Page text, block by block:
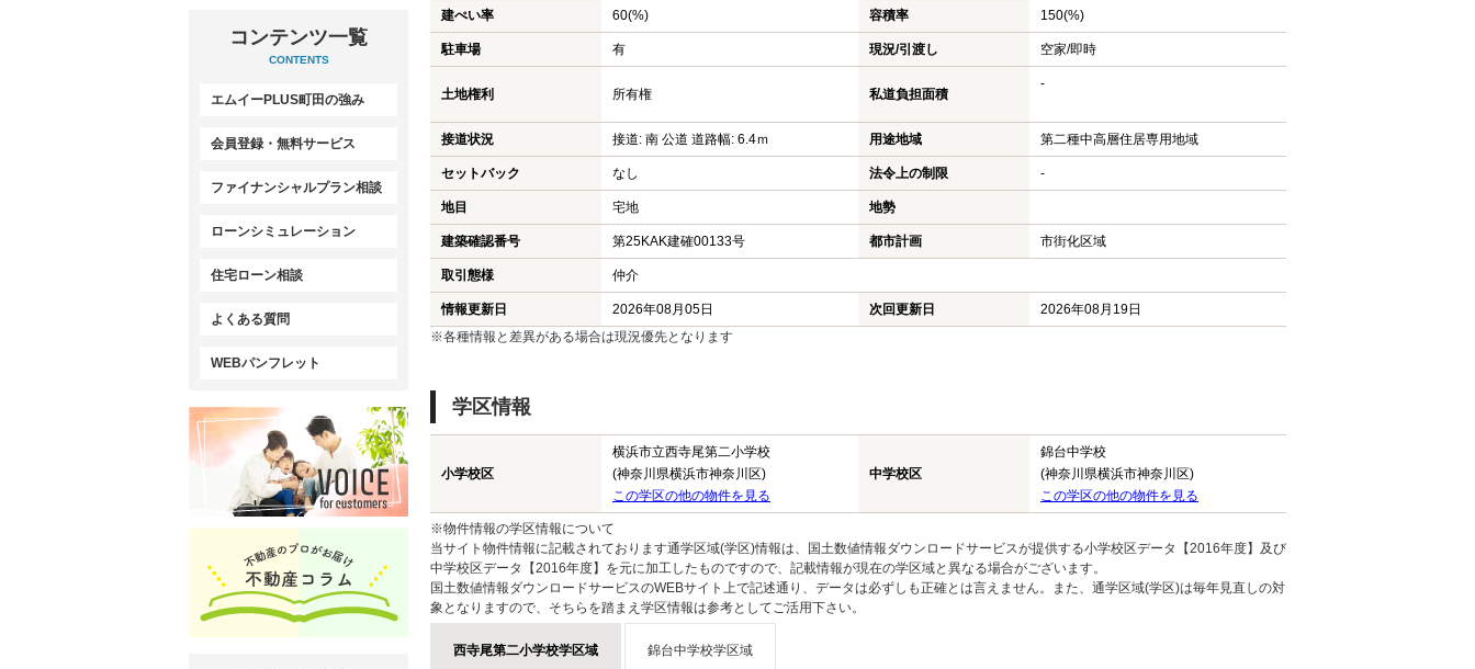
建ぺい率 60(%) 容積率 150(%)
駐車場 有 現況/引渡し 空家/即時
土地権利 所有権 私道負担面積
-
接道状況 接道: 南 公道 道路幅: 6.4ｍ 用途地域 第二種中高層住居専用地域
セットバック なし 法令上の制限 -
地目 宅地 地勢
建築確認番号 第25KAK建確00133号 都市計画 市街化区域
取引態様 仲介
情報更新日 2026年08月05日 次回更新日
2026年08月19日
※各種情報と差異がある場合は現況優先となります
学区情報
小学校区
横浜市立西寺尾第二小学校
(神奈川県横浜市神奈川区)
この学区の他の物件を見る
中学校区
錦台中学校
(神奈川県横浜市神奈川区)
この学区の他の物件を見る
※物件情報の学区情報について
当サイト物件情報に記載されております通学区域(学区)情報は、国土数値情報ダウンロードサービスが提供する小学校区データ【2016年度】及び
中学校区データ【2016年度】を元に加工したものですので、記載情報が現在の学区域と異なる場合がございます。
国土数値情報ダウンロードサービスのWEBサイト上で記述通り、データは必ずしも正確とは言えません。また、通学区域(学区)は毎年見直しの対
象となりますので、そちらを踏まえ学区情報は参考としてご活用下さい。
西寺尾第二小学校学区域 錦台中学校学区域
コンテンツ一覧
CONTENTS
エムイーPLUS町田の強み
会員登録・無料サービス
ファイナンシャルプラン相談
ローンシミュレーション
住宅ローン相談
よくある質問
WEBパンフレット